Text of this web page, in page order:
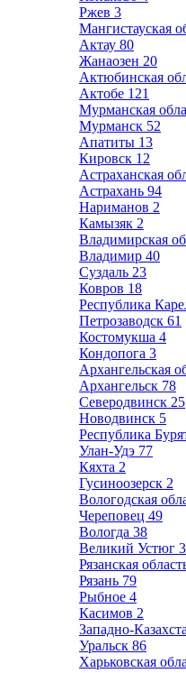
Ржев 3
Мангистауская
Актау 80
Жанаозен 20
Актюбинская
Актобе 121
Мурманская
Мурманск 52
Апатиты 13
Кировск 12
Астраханская
Астрахань 94
Нариманов 2
Камызяк 2
Владимирская
Владимир 40
Суздаль 23
Ковров 18
Республика
Петрозаводск 61
Костомукша 4
Кондопога 3
Архангельская
Архангельск 78
Северодвинск 25
Новодвинск 5
Республика
Улан-Удэ 77
Кяхта 2
Гусиноозерск 2
Вологодская
Череповец 49
Вологда 38
Великий Устюг 3
Рязанская
Рязань 79
Рыбное 4
Касимов 2
Западно-
Уральск 86
Харьковская